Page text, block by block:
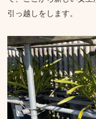
引っ越しをします。